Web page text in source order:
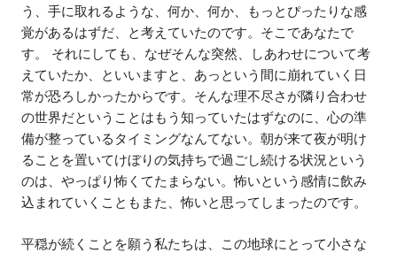
う、手に取れるような、何か、何か、もっとぴったりな感
覚があるはずだ、と考えていたのです。そこであなたで
す。 それにしても、なぜそんな突然、しあわせについて考
えていたか、といいますと、あっという間に崩れていく日
常が恐ろしかったからです。そんな理不尽さが隣り合わせ
の世界だということはもう知っていたはずなのに、心の準
備が整っているタイミングなんてない。朝が来て夜が明け
ることを置いてけぼりの気持ちで過ごし続ける状況という
のは、やっぱり怖くてたまらない。怖いという感情に飲み
込まれていくこともまた、怖いと思ってしまったのです。
平穏が続くことを願う私たちは、この地球にとって小さな